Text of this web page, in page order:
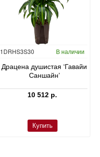
Гидропоника
1DRHS3S30 В наличии
Драцена душистая ‘Гавайи
Саншайн’
10 512 р.
Купить